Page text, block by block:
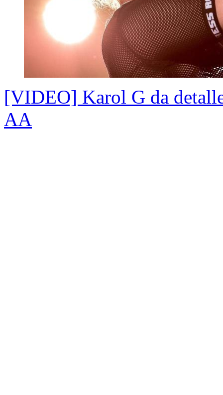
[VIDEO] Karol G da
AA